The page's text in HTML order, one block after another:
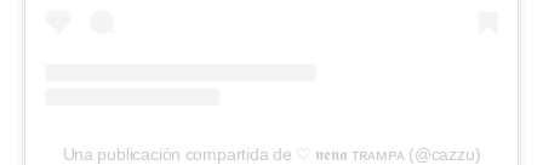
Una publicación compartida de ♡ 𝖓𝖊𝖓𝖆 ᴛʀᴀᴍᴘᴀ (@cazzu)